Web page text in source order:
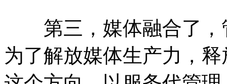
第三，媒体融合了，
为了解放媒体生产力，